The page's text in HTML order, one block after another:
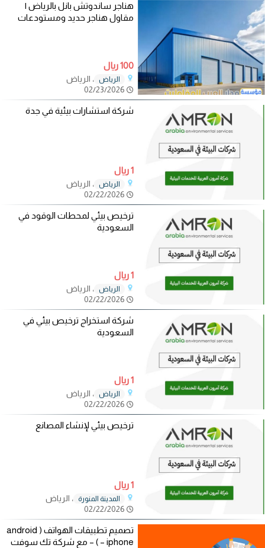
هناجر ساندوتش بانل بالرياض |
مقاول هناجر حديد ومستودعات
100 ريال
الرياض ، الرياض
شركة استشارات بيئية في جدة
1 ريال
الرياض ، الرياض
ترخيص بيئي لمحطات الوقود في
السعودية
1 ريال
الرياض ، الرياض
شركة استخراج ترخيص بيئي في
السعودية
1 ريال
الرياض ، الرياض
ترخيص بيئي لإنشاء المصانع
1 ريال
المدينة المنورة
، الرياض
تصميم تطبيقات الهواتف ( android
– iphone ) – مع شركة تك سوفت